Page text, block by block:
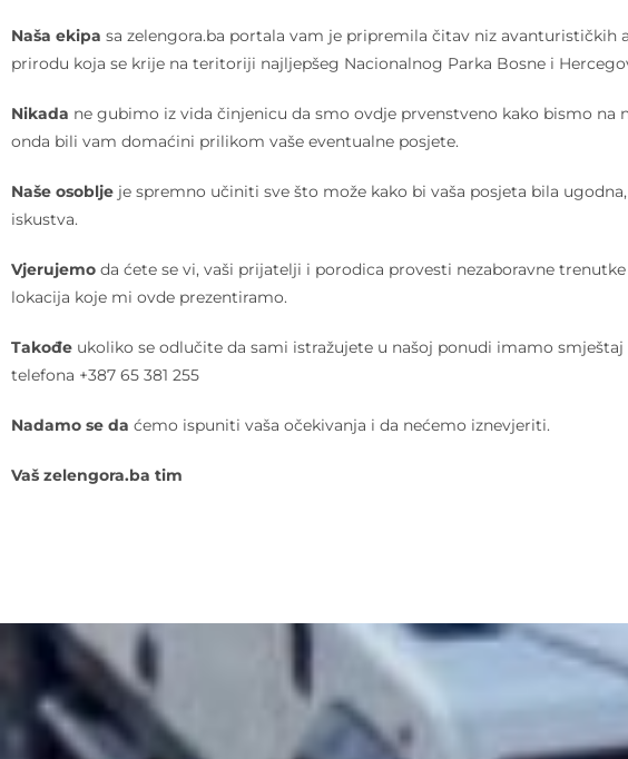
Naša ekipa sa zelengora.ba portala vam je pripremila čitav niz
prirodu koja se krije na teritoriji najljepšeg Nacionalnog Parka Bosne i
Nikada ne gubimo iz vida činjenicu da smo ovdje prvenstveno kako bismo
onda bili vam domaćini prilikom vaše eventualne posjete.
Naše osoblje je spremno učiniti sve što može kako bi vaša posjeta bila
iskustva.
Vjerujemo da ćete se vi, vaši prijatelji i porodica provesti nezaboravne
lokacija koje mi ovde prezentiramo.
Takođe ukoliko se odlučite da sami istražujete u našoj ponudi imamo
telefona +387 65 381 255
Nadamo se da ćemo ispuniti vaša očekivanja i da nećemo iznevjeriti.
Vaš zelengora.ba tim